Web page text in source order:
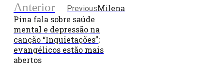
Anterior PreviousMilena
Pina fala sobre saúde
mental e depressão na
canção “Inquietações”;
evangélicos estão mais
abertos